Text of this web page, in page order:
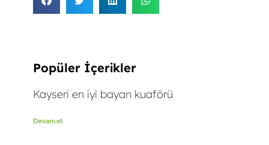
Popüler İçerikler
Kayseri en iyi bayan kuaförü
Devam et